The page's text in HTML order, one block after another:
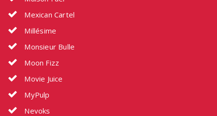
Mexican Cartel
Millésime
Monsieur Bulle
Moon Fizz
Movie Juice
MyPulp
Nevoks